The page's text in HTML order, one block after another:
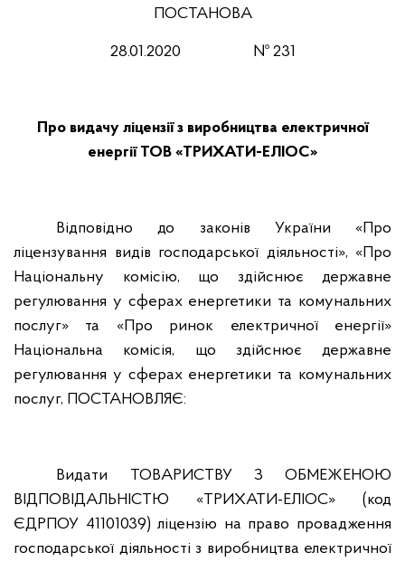
ПОСТАНОВА
28.01.2020 № 231
Про видачу ліцензії з виробництва електричної
енергії ТОВ «ТРИХАТИ-ЕЛІОС»
Відповідно до законів України «Про
ліцензування видів господарської діяльності», «Про
Національну комісію, що здійснює державне
регулювання у сферах енергетики та комунальних
послуг» та «Про ринок електричної енергії»
Національна комісія, що здійснює державне
регулювання у сферах енергетики та комунальних
послуг, ПОСТАНОВЛЯЄ:
Видати ТОВАРИСТВУ З ОБМЕЖЕНОЮ
ВІДПОВІДАЛЬНІСТЮ «ТРИХАТИ-ЕЛІОС» (код
ЄДРПОУ 41101039) ліцензію на право провадження
господарської діяльності з виробництва електричної